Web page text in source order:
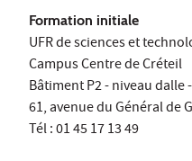
Formation initiale
UFR de sciences et
Campus Centre de Créteil
Bâtiment P2 - niveau dalle
61, avenue du Général de
Tél : 01 45 17 13 49